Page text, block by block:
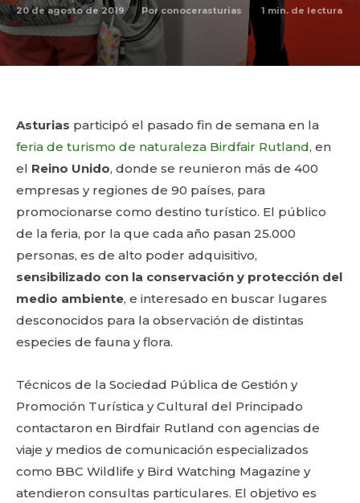
20 de agosto de 2019 Por conocerasturias 1 min. de lectura
Asturias participó el pasado fin de semana en la
feria de turismo de naturaleza Birdfair Rutland, en
el Reino Unido, donde se reunieron más de 400
empresas y regiones de 90 países, para
promocionarse como destino turístico. El público
de la feria, por la que cada año pasan 25.000
personas, es de alto poder adquisitivo,
sensibilizado con la conservación y protección del
medio ambiente, e interesado en buscar lugares
desconocidos para la observación de distintas
especies de fauna y flora.
Técnicos de la Sociedad Pública de Gestión y
Promoción Turística y Cultural del Principado
contactaron en Birdfair Rutland con agencias de
viaje y medios de comunicación especializados
como BBC Wildlife y Bird Watching Magazine y
atendieron consultas particulares. El objetivo es